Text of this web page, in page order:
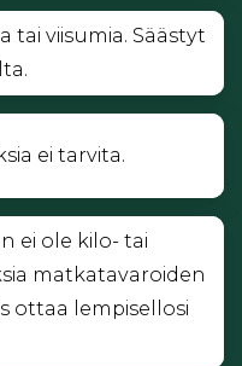
tai viisumia. Säästyt
ei tarvita.
ei ole kilo- tai
matkatavaroiden
ottaa lempisellosi